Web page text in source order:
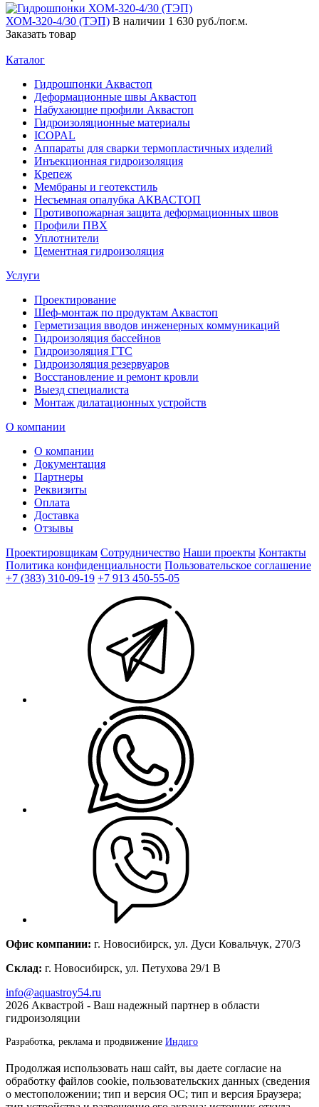
ХОМ-320-4/30 (ТЭП) В наличии 1 630 руб./пог.м.
Заказать товар
Каталог
Гидрошпонки Аквастоп
Деформационные швы Аквастоп
Набухающие профили Аквастоп
Гидроизоляционные материалы
ICOPAL
Аппараты для сварки термопластичных изделий
Инъекционная гидроизоляция
Крепеж
Мембраны и геотекстиль
Несъемная опалубка АКВАСТОП
Противопожарная защита деформационных швов
Профили ПВХ
Уплотнители
Цементная гидроизоляция
Услуги
Проектирование
Шеф-монтаж по продуктам Аквастоп
Герметизация вводов инженерных коммуникаций
Гидроизоляция бассейнов
Гидроизоляция ГТС
Гидроизоляция резервуаров
Восстановление и ремонт кровли
Выезд специалиста
Монтаж дилатационных устройств
О компании
О компании
Документация
Партнеры
Реквизиты
Оплата
Доставка
Отзывы
Проектировщикам Сотрудничество Наши проекты Контакты
Политика конфиденциальности Пользовательское соглашение
+7 (383) 310-09-19 +7 913 450-55-05
Офис компании: г. Новосибирск, ул. Дуси Ковальчук, 270/3
Склад: г. Новосибирск, ул. Петухова 29/1 В
info@aquastroy54.ru
2026 Аквастрой - Ваш надежный партнер в области
гидроизоляции
Разработка, реклама и продвижение Индиго
Продолжая использовать наш сайт, вы даете согласие на
обработку файлов cookie, пользовательских данных (сведения
о местоположении; тип и версия ОС; тип и версия Браузера;